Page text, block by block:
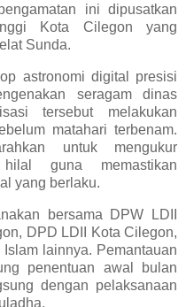
ini dipusatkan
Kota Cilegon yang
Sunda.
astronomi digital presisi
seragam dinas
tersebut melakukan
matahari terbenam.
untuk mengukur
guna memastikan
yang berlaku.
bersama DPW LDII
DPD LDII Kota Cilegon,
lainnya. Pemantauan
penentuan awal bulan
dengan pelaksanaan